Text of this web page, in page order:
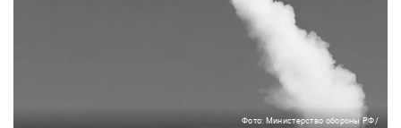
Фото: Министерство обороны РФ/